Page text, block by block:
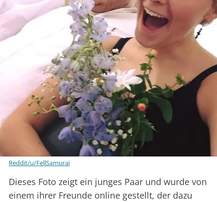
Reddit/u/FellSamurai
Dieses Foto zeigt ein junges Paar und wurde von
einem ihrer Freunde online gestellt, der dazu